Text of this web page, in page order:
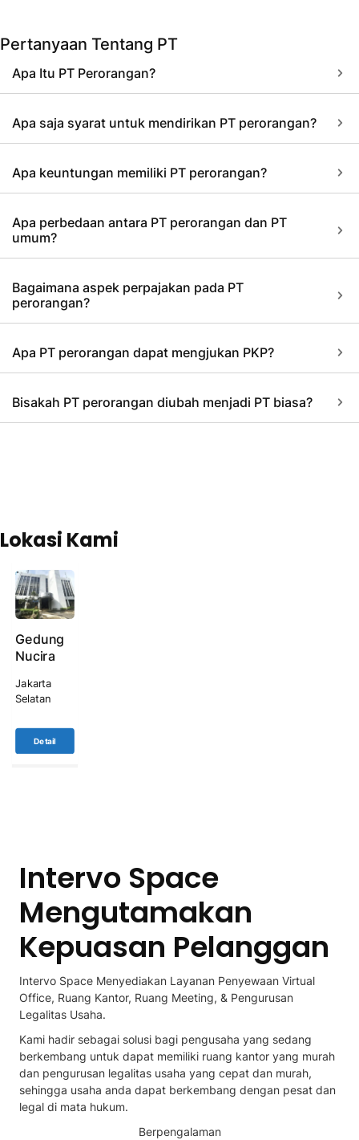
Pertanyaan Tentang PT
Apa Itu PT Perorangan?
Apa saja syarat untuk mendirikan PT perorangan?
Apa keuntungan memiliki PT perorangan?
Apa perbedaan antara PT perorangan dan PT
umum?
Bagaimana aspek perpajakan pada PT
perorangan?
Apa PT perorangan dapat mengjukan PKP?
Bisakah PT perorangan diubah menjadi PT biasa?
Lokasi Kami
Gedung
Nucira
Jakarta
Selatan
Detail
Intervo Space
Mengutamakan
Kepuasan Pelanggan
Intervo Space Menyediakan Layanan Penyewaan Virtual
Office, Ruang Kantor, Ruang Meeting, & Pengurusan
Legalitas Usaha.
Kami hadir sebagai solusi bagi pengusaha yang sedang
berkembang untuk dapat memiliki ruang kantor yang murah
dan pengurusan legalitas usaha yang cepat dan murah,
sehingga usaha anda dapat berkembang dengan pesat dan
legal di mata hukum.
Berpengalaman